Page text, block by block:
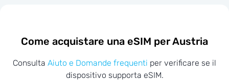
Come acquistare una eSIM per Austria
Consulta Aiuto e Domande frequenti per verificare se il
dispositivo supporta eSIM.